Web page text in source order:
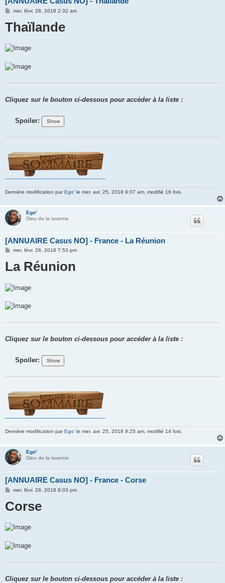
M
s
e
mer. févr. 28, 2018 2:32 am
Thaïlande
Cliquez sur le bouton ci-dessous pour accéder à la liste :
Spoiler:
Dernière modification parEgo' le mer. avr. 25, 2018 9:07 am, modifié 16 fois.
Ego'
Dieu de la taverne
[ANNUAIRE Casus NO] - France - La Réunion
M
s
e
mer. févr. 28, 2018 7:53 pm
La Réunion
Cliquez sur le bouton ci-dessous pour accéder à la liste :
Spoiler:
Dernière modification parEgo' le mer. avr. 25, 2018 9:25 am, modifié 14 fois.
Ego'
Dieu de la taverne
[ANNUAIRE Casus NO] - France - Corse
M
s
s
e
mer. févr. 28, 2018 8:03 pm
Corse
Cliquez sur le bouton ci-dessous pour accéder à la liste :